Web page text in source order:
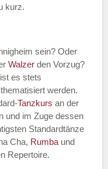
kurz.
sein? Oder
Walzer den Vorzug?
es stets
werden.
Tanzkurs an der
und im Zuge dessen
Standardtänze
Cha, Rumba und
Repertoire.